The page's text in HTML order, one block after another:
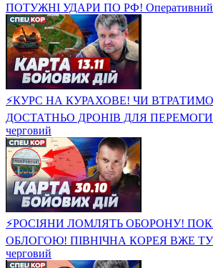
ПОТУЖНІ УДАРИ ПО РФ! Оперативний
⚡️КУРС НА КУРАХОВЕ! ЧИ
ДОСТАТНЬО ДРОНІВ ДЛЯ
черговий
⚡️РОСІЯНИ ЛОМЛЯТЬ ОБОРОНУ!
ОБЛОГОЮ! ПІВНІЧНА КОРЕЯ ВЖЕ
черговий